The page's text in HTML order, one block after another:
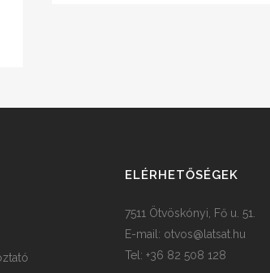
ELÉRHETŐSÉGEK
7511 Ötvöskónyi, Fő u. 51.
E-mail: otvos@latsat.hu
Tel: +36 82 508 128